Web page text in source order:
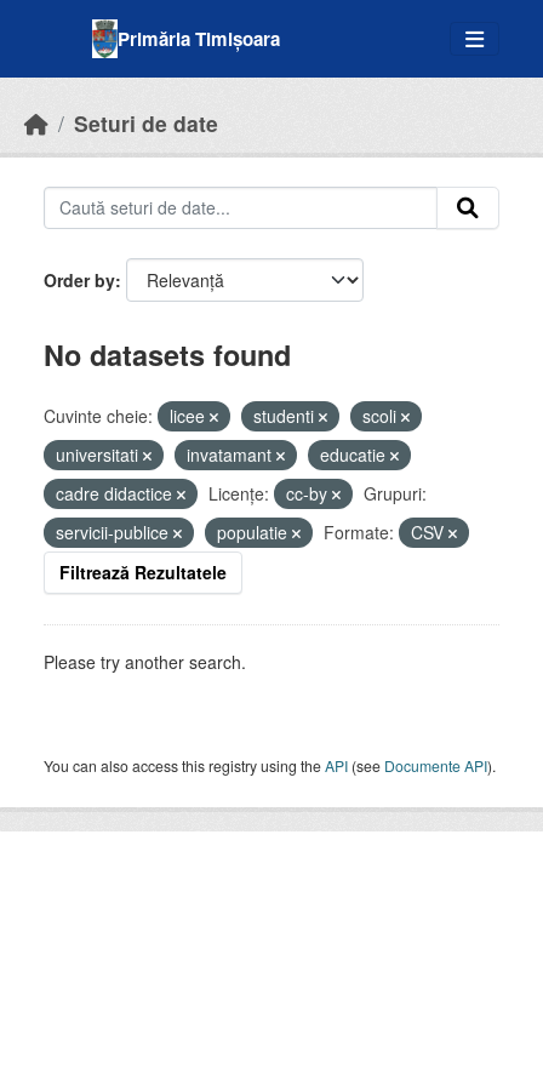
Primăria Timișoara
Seturi de date
Order by
No datasets found
Cuvinte cheie: licee studenti
scoli
universitati
invatamant
educatie
cadre didactice
Licenţe: cc-by
Grupuri:
servicii-publice
populatie Formate:
CSV
Filtrează Rezultatele
Please try another search.
You can also access this registry using theAPI (see Documente API).